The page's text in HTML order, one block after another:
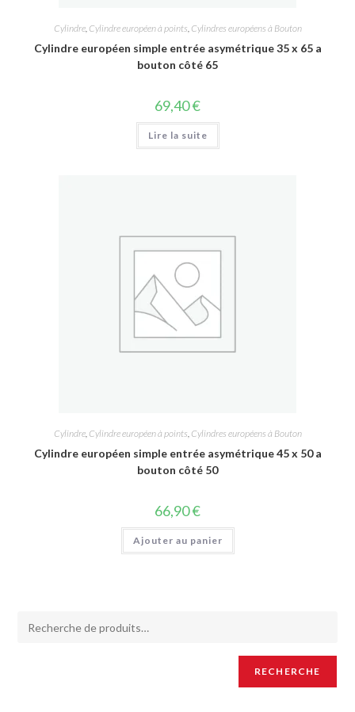
Cylindre, Cylindre européen à points, Cylindres européens à Bouton
Cylindre européen simple entrée asymétrique 35 x 65 a
bouton côté 65
69,40€
Lire la suite
Cylindre, Cylindre européen à points Cylindres européens à Bouton
Cylindre européen simple entrée asymétrique 45 x 50 a
bouton côté 50
66,90€
Ajouter au panier
RECHERCHE